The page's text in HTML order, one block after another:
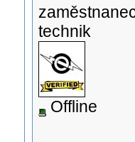
technik
Offline